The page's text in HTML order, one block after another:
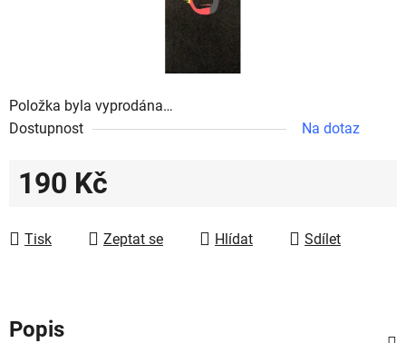
Položka byla vyprodána…
Dostupnost
Na dotaz
190 Kč
Tisk
Zeptat se Hlídat Sdílet
Popis